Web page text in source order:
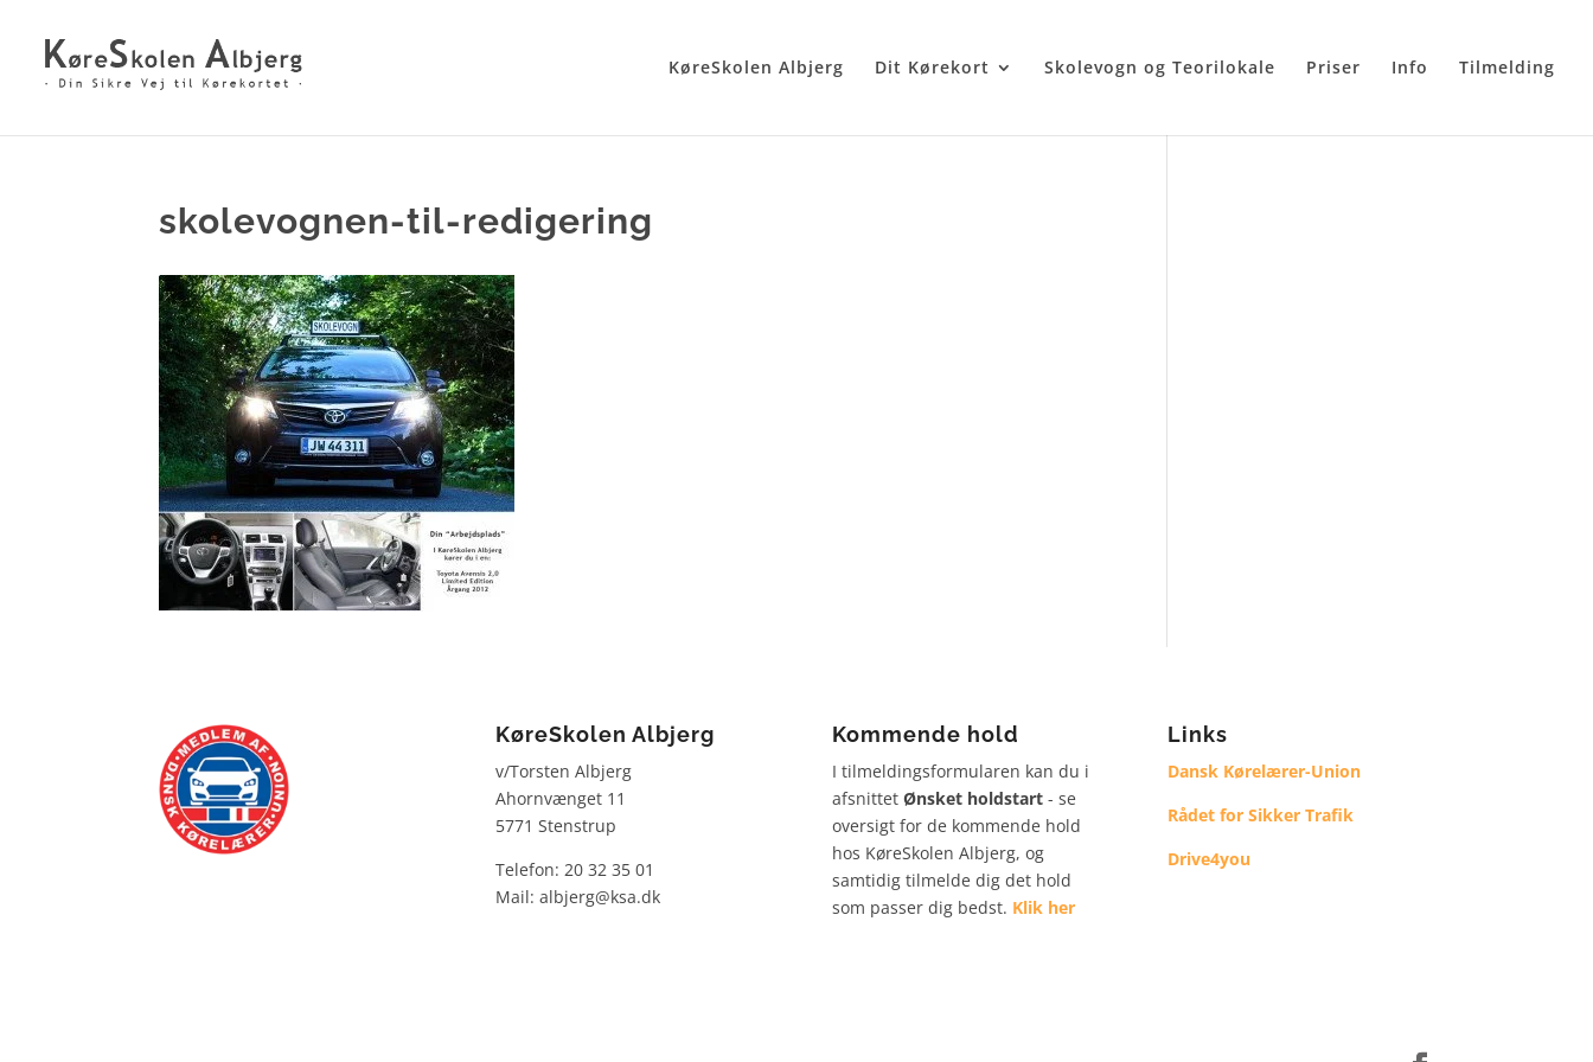
KøreSkolen Albjerg Dit Kørekort Skolevogn og Teorilokale Priser Info Tilmelding
skolevognen-til-redigering
KøreSkolen Albjerg
v/Torsten Albjerg
Ahornvænget 11
5771 Stenstrup
Telefon: 20 32 35 01
Mail: albjerg@ksa.dk
Kommende hold
I tilmeldingsformularen kan du i
afsnittet Ønsket holdstart- se
oversigt for de kommende hold
hos KøreSkolen Albjerg, og
samtidig tilmelde dig det hold
som passer dig bedst. Klik her
Links
Dansk Kørelærer-Union
Rådet for Sikker Trafik
Drive4you